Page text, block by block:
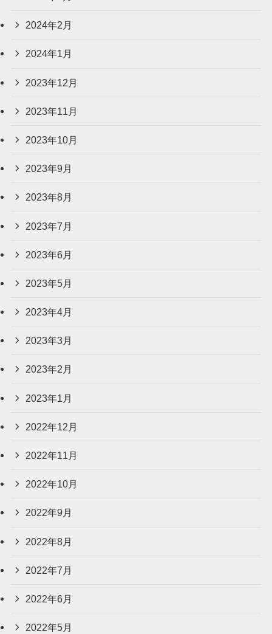
2024年2月
2024年1月
2023年12月
2023年11月
2023年10月
2023年9月
2023年8月
2023年7月
2023年6月
2023年5月
2023年4月
2023年3月
2023年2月
2023年1月
2022年12月
2022年11月
2022年10月
2022年9月
2022年8月
2022年7月
2022年6月
2022年5月